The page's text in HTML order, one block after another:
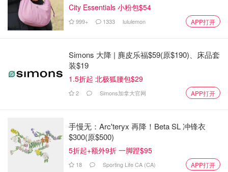
City Essentials 小粉包$54
999+ 1333 lululemon APP打开
Simons 大降 | 麂皮乐福$59(原$190)、床品套
装$19
1.5折起 北极狐腰包$29
2 Simons加拿大官网 APP打开
手慢无：Arc'teryx 再降！Beta SL 冲锋衣
$300(原$500)
5折起+额外9折 一脚蹬$95
18 Sporting Life CA (CA) APP打开